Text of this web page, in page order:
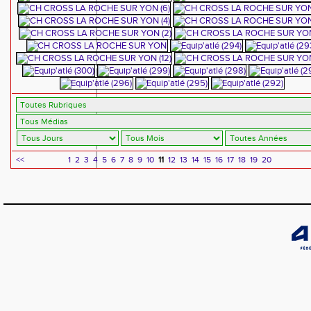
<< 1 2 3 4 5 6 7 8 9 10 11 12 13 14 15 16 17 18 19 20